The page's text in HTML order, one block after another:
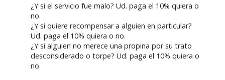
¿Y si el servicio fue malo? Ud. paga el 10% quiera o
no.
¿Y si quiere recompensar a alguien en particular?
Ud. paga el 10% quiera o no.
¿Y si alguien no merece una propina por su trato
desconsiderado o torpe? Ud. paga el 10% quiera o
no.